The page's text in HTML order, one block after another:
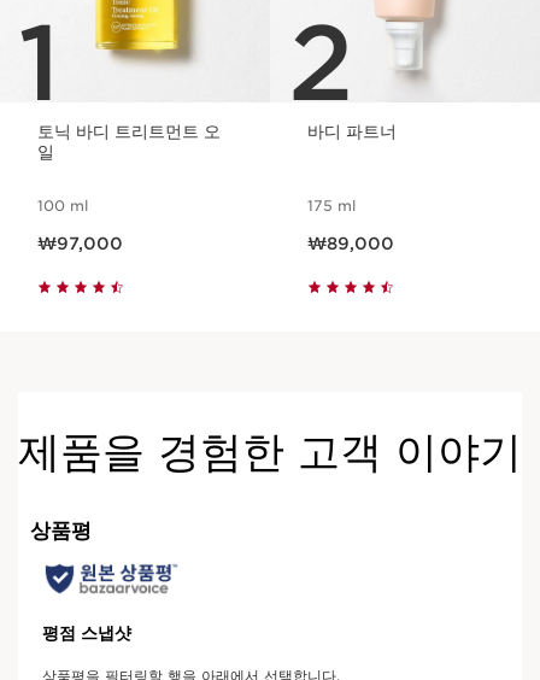
1
토닉 바디 트리트먼트 오
일
100 ml
₩97,000
2
바디 파트너
175 ml
₩89,000
제품을 경험한 고객 이야기